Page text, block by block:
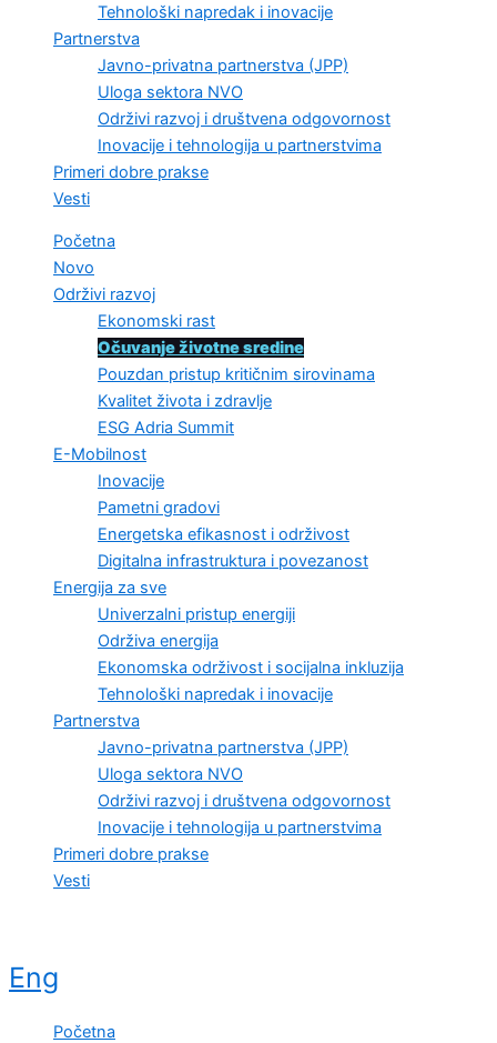
Tehnološki napredak i inovacije
Partnerstva
Javno-privatna partnerstva (JPP)
Uloga sektora NVO
Održivi razvoj i društvena odgovornost
Inovacije i tehnologija u partnerstvima
Primeri dobre prakse
Vesti
Početna
Novo
Održivi razvoj
Ekonomski rast
Očuvanje životne sredine
Pouzdan pristup kritičnim sirovinama
Kvalitet života i zdravlje
ESG Adria Summit
E-Mobilnost
Inovacije
Pametni gradovi
Energetska efikasnost i održivost
Digitalna infrastruktura i povezanost
Energija za sve
Univerzalni pristup energiji
Održiva energija
Ekonomska održivost i socijalna inkluzija
Tehnološki napredak i inovacije
Partnerstva
Javno-privatna partnerstva (JPP)
Uloga sektora NVO
Održivi razvoj i društvena odgovornost
Inovacije i tehnologija u partnerstvima
Primeri dobre prakse
Vesti
Eng
Početna